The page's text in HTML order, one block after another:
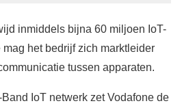
inmiddels bijna 60 miljoen IoT-
het bedrijf zich marktleider
tussen apparaten.
IoT netwerk zet Vodafone de